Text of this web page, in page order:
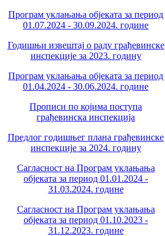
Програм уклањања објеката за период
01.07.2024 - 30.09.2024. године
Годишњи извештај о раду грађевинске
инспекције за 2023. годину
Програм уклањања објеката за период
01.04.2024 - 30.06.2024. године
Прописи по којима поступа
грађевинска инспекција
Предлог годишњег плана грађевинске
инспекције за 2024. годину
Сагласност на Програм уклањања
објеката за период 01.01.2024 -
31.03.2024. године
Сагласност на Програм уклањања
објеката за период 01.10.2023 -
31.12.2023. године